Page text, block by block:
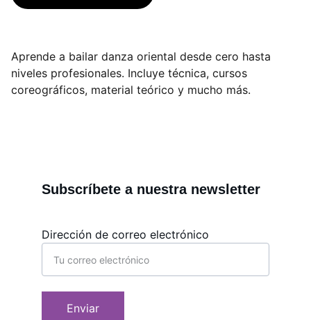
Aprende a bailar danza oriental desde cero hasta
niveles profesionales. Incluye técnica, cursos
coreográficos, material teórico y mucho más.
Dirección de correo electrónico
Enviar
Subscríbete a nuestra newsletter